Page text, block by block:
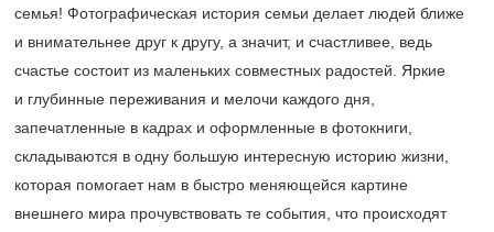
семья! Фотографическая история семьи делает людей ближе
и внимательнее друг к другу, а значит, и счастливее, ведь
счастье состоит из маленьких совместных радостей. Яркие
и глубинные переживания и мелочи каждого дня,
запечатленные в кадрах и оформленные в фотокниги,
складываются в одну большую интересную историю жизни,
которая помогает нам в быстро меняющейся картине
внешнего мира прочувствовать те события, что происходят